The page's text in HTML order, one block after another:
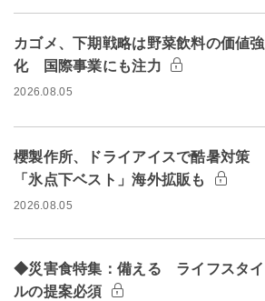
カゴメ、下期戦略は野菜飲料の価値強
化 国際事業にも注力
2026.08.05
櫻製作所、ドライアイスで酷暑対策
「氷点下ベスト」海外拡販も
2026.08.05
◆災害食特集：備える ライフスタイ
ルの提案必須